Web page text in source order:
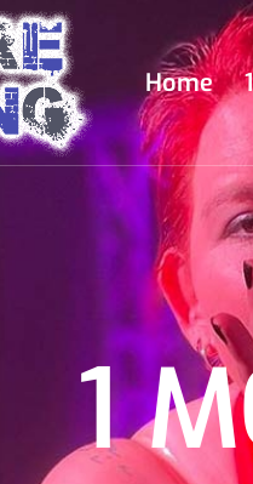
Home
1